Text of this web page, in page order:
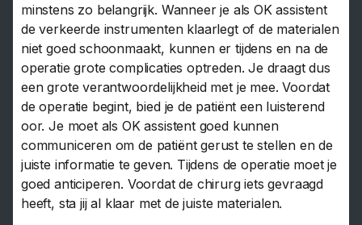
minstens zo belangrijk. Wanneer je als OK assistent
de verkeerde instrumenten klaarlegt of de materialen
niet goed schoonmaakt, kunnen er tijdens en na de
operatie grote complicaties optreden. Je draagt dus
een grote verantwoordelijkheid met je mee. Voordat
de operatie begint, bied je de patiënt een luisterend
oor. Je moet als OK assistent goed kunnen
communiceren om de patiënt gerust te stellen en de
juiste informatie te geven. Tijdens de operatie moet je
goed anticiperen. Voordat de chirurg iets gevraagd
heeft, sta jij al klaar met de juiste materialen.